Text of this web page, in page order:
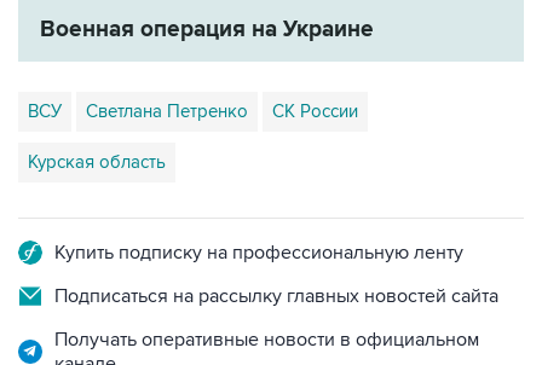
ВСУ Светлана Петренко СК России
Курская область
Подписаться на рассылку главных новостей сайта
Получать оперативные новости в официальном